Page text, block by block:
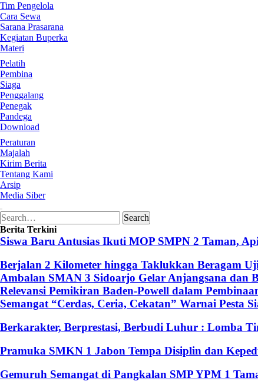
Tim Pengelola
Cara Sewa
Sarana Prasarana
Kegiatan Buperka
Materi
Pelatih
Pembina
Siaga
Penggalang
Penegak
Pandega
Download
Peraturan
Majalah
Kirim Berita
Tentang Kami
Arsip
Media Siber
Search
for:
Search
Berita Terkini
Siswa Baru Antusias Ikuti MOP SMPN 2 Taman,
Berjalan 2 Kilometer hingga Taklukkan Beragam
Ambalan SMAN 3 Sidoarjo Gelar Anjangsana dan
Relevansi Pemikiran Baden-Powell dalam
Semangat “Cerdas, Ceria, Cekatan” Warnai Pesta
Berkarakter, Berprestasi, Berbudi Luhur : Lomba
Pramuka SMKN 1 Jabon Tempa Disiplin dan
Gemuruh Semangat di Pangkalan SMP YPM 1